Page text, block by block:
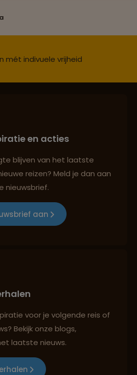
mét indivuele vrijheid
deskundig reisadvies
voor mens, cultuur en milieu
deskundig reisadvies
reisroutes
en acties
blijven van het laatste
reizen? Meld je dan aan
nieuwsbrief.
aan
voor je volgende reis of
Bekijk onze blogs,
laatste nieuws.